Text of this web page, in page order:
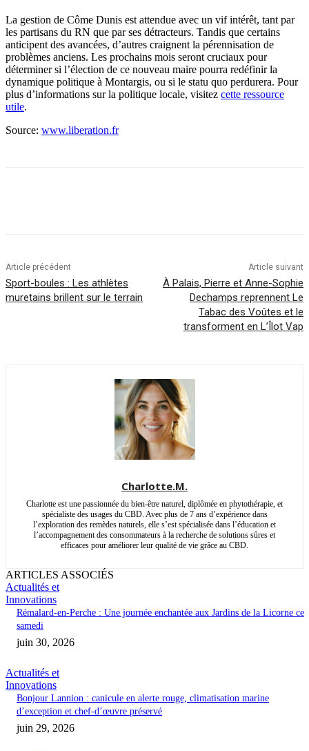
La gestion de Côme Dunis est attendue avec un vif intérêt, tant par
les partisans du RN que par ses détracteurs. Tandis que certains
anticipent des avancées, d’autres craignent la pérennisation de
problèmes anciens. Les prochains mois seront cruciaux pour
déterminer si l’élection de ce nouveau maire pourra redéfinir la
dynamique politique à Montargis, ou si le statu quo perdurera. Pour
plus d’informations sur la politique locale, visitez cette ressource
utile.
Source: www.liberation.fr
Article précédent
Sport-boules : Les athlètes
muretains brillent sur le terrain
Article suivant
À Palais, Pierre et Anne-Sophie
Dechamps reprennent Le
Tabac des Voûtes et le
transforment en L’Îlot Vap
Charlotte.M.
Charlotte est une passionnée du bien-être naturel, diplômée en phytothérapie, et
spécialiste des usages du CBD. Avec plus de 7 ans d’expérience dans
l’exploration des remèdes naturels, elle s’est spécialisée dans l’éducation et
l’accompagnement des consommateurs à la recherche de solutions sûres et
efficaces pour améliorer leur qualité de vie grâce au CBD.
ARTICLES ASSOCIÉS
Actualités et
Innovations
Rémalard-en-Perche : Une journée enchantée aux Jardins de la Licorne ce
samedi
juin 30, 2026
Actualités et
Innovations
Bonjour Lannion : canicule en alerte rouge, climatisation marine
d’exception et chef-d’œuvre préservé
juin 29, 2026